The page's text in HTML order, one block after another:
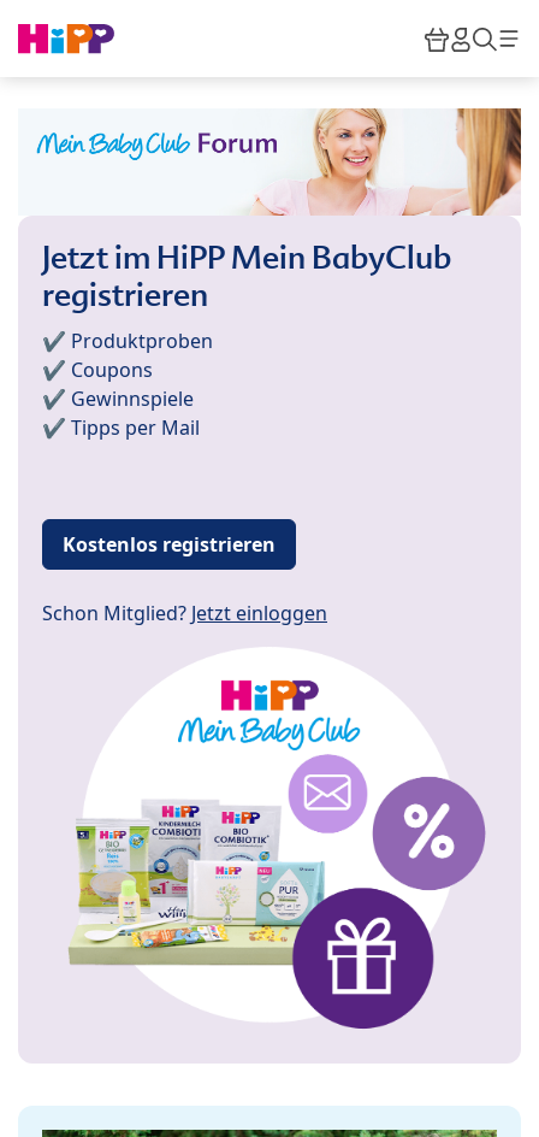
HiPP
Jetzt im HiPP Mein BabyClub
registrieren
✔️ Produktproben
✔️ Coupons
✔️ Gewinnspiele
✔️ Tipps per Mail
Kostenlos registrieren
Schon Mitglied? Jetzt einloggen